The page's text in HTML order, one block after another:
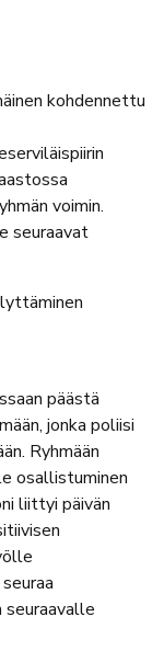
kohdennettu
voimin.
seuraavat
päästä
jonka poliisi
Ryhmään
osallistuminen
liittyi päivän
seuraavalle